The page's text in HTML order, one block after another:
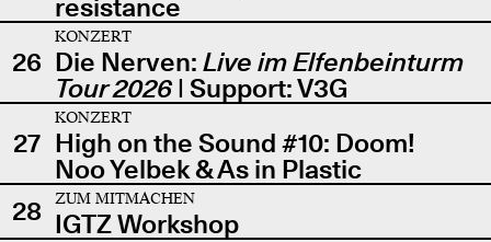
resistance
26
KONZERT
Die Nerven: Live im Elfenbeinturm
Tour 2026| Support: V3G
27
KONZERT
High on the Sound #10: Doom!
Noo Yelbek & As in Plastic
28
ZUM MITMACHEN
IGTZ Workshop